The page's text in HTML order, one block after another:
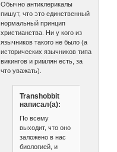
Обычно антиклерикалы
пишут, что это единственный
нормальный принцип
христианства. Ни у кого из
язычников такого не было (а
исторических язычников типа
викингов и римлян есть, за
что уважать).
Transhobbit
написал(а):
По всему
выходит, что оно
заложено в нас
биологией, и